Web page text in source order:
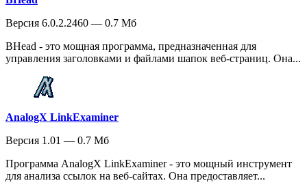
Версия 6.0.2.2460 — 0.7 Мб
BHead - это мощная программа, предназначенная для
управления заголовками и файлами шапок веб-страниц. Она...
AnalogX LinkExaminer
Версия 1.01 — 0.7 Мб
Программа AnalogX LinkExaminer - это мощный инструмент
для анализа ссылок на веб-сайтах. Она предоставляет...